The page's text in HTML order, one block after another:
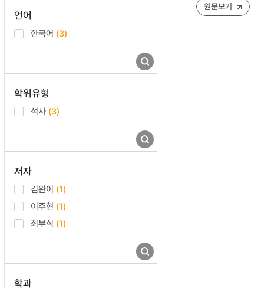
언어
한국어 (3)
학위유형
석사 (3)
저자
김완이 (1)
이주현 (1)
최부식 (1)
학과
원문보기